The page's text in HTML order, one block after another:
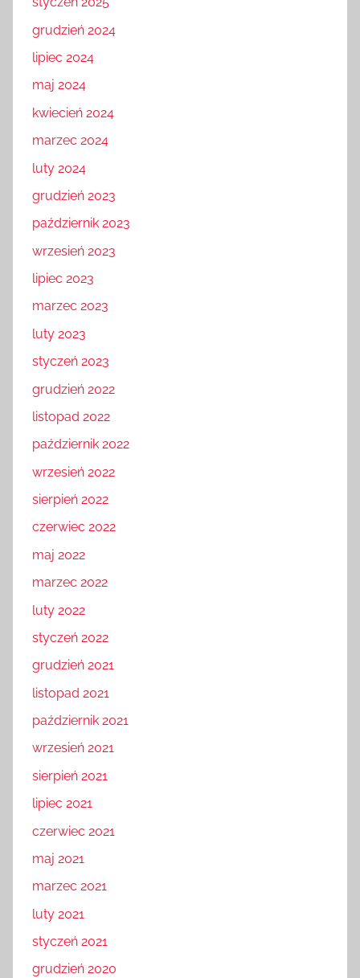
grudzień 2024
lipiec 2024
maj 2024
kwiecień 2024
marzec 2024
luty 2024
grudzień 2023
październik 2023
wrzesień 2023
lipiec 2023
marzec 2023
luty 2023
styczeń 2023
grudzień 2022
listopad 2022
październik 2022
wrzesień 2022
sierpień 2022
czerwiec 2022
maj 2022
marzec 2022
luty 2022
styczeń 2022
grudzień 2021
listopad 2021
październik 2021
wrzesień 2021
sierpień 2021
lipiec 2021
czerwiec 2021
maj 2021
marzec 2021
luty 2021
styczeń 2021
grudzień 2020